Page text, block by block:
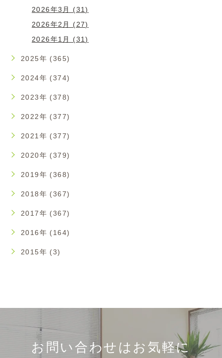
2026年3月 (31)
2026年2月 (27)
2026年1月 (31)
2025年 (365)
2024年 (374)
2023年 (378)
2022年 (377)
2021年 (377)
2020年 (379)
2019年 (368)
2018年 (367)
2017年 (367)
2016年 (164)
2015年 (3)
お問い合わせはお気軽に